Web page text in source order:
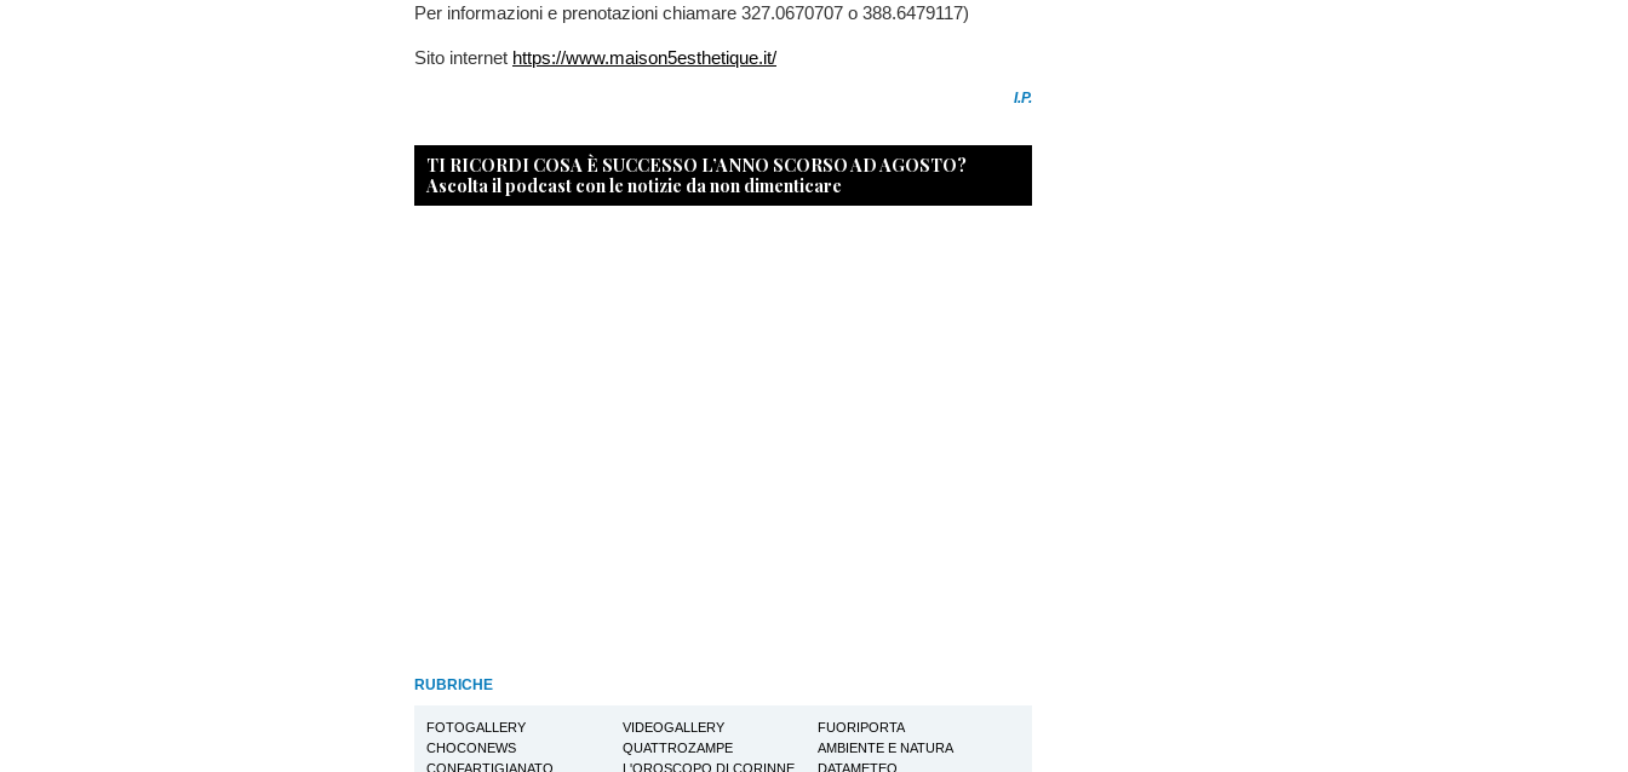
Per informazioni e prenotazioni chiamare 327.0670707 o 388.6479117)
Sito internet https://www.maison5esthetique.it/
I.P.
TI RICORDI COSA È SUCCESSO L’ANNO SCORSO AD AGOSTO?
Ascolta il podcast con le notizie da non dimenticare
RUBRICHE
FOTOGALLERY VIDEOGALLERY
FUORIPORTA
CHOCONEWS
QUATTROZAMPE
AMBIENTE E NATURA
CONFARTIGIANATO
L'OROSCOPO DI CORINNE DATAMETEO